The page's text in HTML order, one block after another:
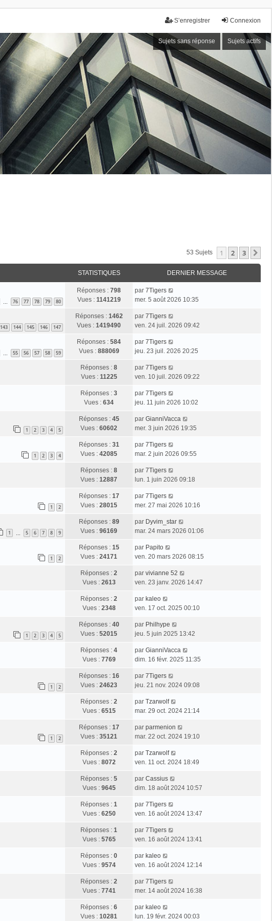
Connexion
S’enregistrer
Sujets sans réponse Sujets actifs
53 Sujets 1 2 3
STATISTIQUES DERNIER MESSAGE
76 77 78 79 80
Réponses : 798
Vues : 1141219
par 7Tigers
mer. 5 août 2026 10:35
143 144 145 146 147
Réponses : 1462
Vues : 1419490
par 7Tigers
ven. 24 juil. 2026 09:42
55 56 57 58 59
Réponses : 584
Vues : 888069
par 7Tigers
jeu. 23 juil. 2026 20:25
Réponses : 8
Vues : 11225
par 7Tigers
ven. 10 juil. 2026 09:22
Réponses : 3
Vues : 634
par 7Tigers
jeu. 11 juin 2026 10:02
1 2 3 4 5
Réponses : 45
Vues : 60602
par GianniVacca
mer. 3 juin 2026 19:35
1 2 3 4
Réponses : 31
Vues : 42085
par 7Tigers
mar. 2 juin 2026 09:55
Réponses : 8
Vues : 12887
par 7Tigers
lun. 1 juin 2026 09:18
1 2
Réponses : 17
Vues : 28015
par 7Tigers
mer. 27 mai 2026 10:16
1 5 6 7 8 9
Réponses : 89
Vues : 96169
par Dyvim_star
mar. 24 mars 2026 01:06
1 2
Réponses : 15
Vues : 24171
par Papito
ven. 20 mars 2026 08:15
Réponses : 2
Vues : 2613
par vivianne 52
ven. 23 janv. 2026 14:47
Réponses : 2
Vues : 2348
par kaleo
ven. 17 oct. 2025 00:10
1 2 3 4 5
Réponses : 40
Vues : 52015
par Philhype
jeu. 5 juin 2025 13:42
Réponses : 4
Vues : 7769
par GianniVacca
dim. 16 févr. 2025 11:35
1 2
Réponses : 16
Vues : 24623
par 7Tigers
jeu. 21 nov. 2024 09:08
Réponses : 2
Vues : 6515
par Tzarwolf
mar. 29 oct. 2024 21:14
1 2
Réponses : 17
Vues : 35121
par parmenion
mar. 22 oct. 2024 19:10
Réponses : 2
Vues : 8072
par Tzarwolf
ven. 11 oct. 2024 18:49
Réponses : 5
Vues : 9645
par Cassius
dim. 18 août 2024 10:57
Réponses : 1
Vues : 6250
par 7Tigers
ven. 16 août 2024 13:47
Réponses : 1
Vues : 5765
par 7Tigers
ven. 16 août 2024 13:41
Réponses : 0
Vues : 9574
par kaleo
ven. 16 août 2024 12:14
Réponses : 2
Vues : 7741
par 7Tigers
mer. 14 août 2024 16:38
Réponses : 6
Vues : 10281
par kaleo
lun. 19 févr. 2024 00:03